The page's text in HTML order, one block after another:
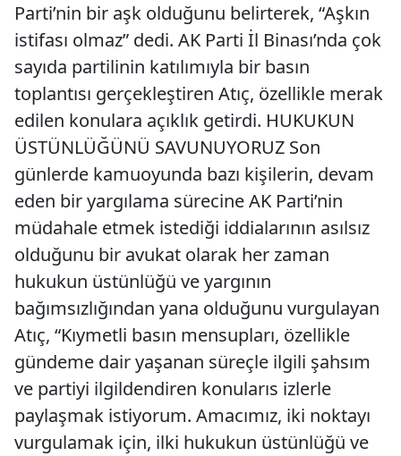
Parti’nin bir aşk olduğunu belirterek, “Aşkın
istifası olmaz” dedi. AK Parti İl Binası’nda çok
sayıda partilinin katılımıyla bir basın
toplantısı gerçekleştiren Atıç, özellikle merak
edilen konulara açıklık getirdi. HUKUKUN
ÜSTÜNLÜĞÜNÜ SAVUNUYORUZ Son
günlerde kamuoyunda bazı kişilerin, devam
eden bir yargılama sürecine AK Parti’nin
müdahale etmek istediği iddialarının asılsız
olduğunu bir avukat olarak her zaman
hukukun üstünlüğü ve yargının
bağımsızlığından yana olduğunu vurgulayan
Atıç, “Kıymetli basın mensupları, özellikle
gündeme dair yaşanan süreçle ilgili şahsım
ve partiyi ilgildendiren konularıs izlerle
paylaşmak istiyorum. Amacımız, iki noktayı
vurgulamak için, ilki hukukun üstünlüğü ve